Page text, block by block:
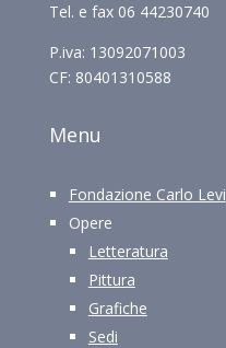
Tel. e fax 06 44230740
P.iva: 13092071003
CF: 80401310588
Menu
Fondazione Carlo Levi
Opere
Letteratura
Pittura
Grafiche
Sedi